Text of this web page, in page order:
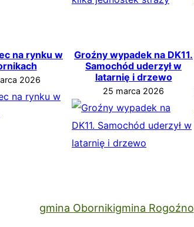
na rynku w
2026
Groźny wypadek na DK11.
Samochód uderzył w
latarnię i drzewo
25 marca 2026
gmina Obornikigmina Rogoźno